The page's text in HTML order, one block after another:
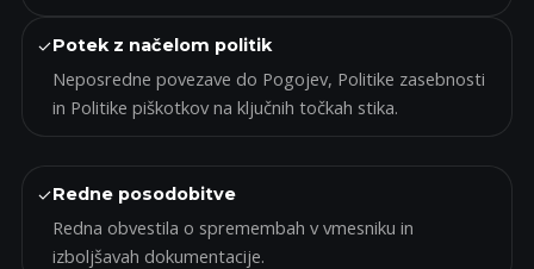
✓Potek z načelom politik
Neposredne povezave do Pogojev, Politike zasebnosti
in Politike piškotkov na ključnih točkah stika.
✓Redne posodobitve
Redna obvestila o spremembah v vmesniku in
izboljšavah dokumentacije.